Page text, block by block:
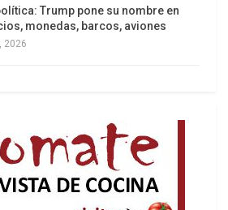
las diferentes expresiones de
y sistemas que interpretan
conectándolas con
(y otras redes) complementa
perfiles sicológicos y
que les permiten ofrecer al
o político los datos de
Trump pone su nombre en
monedas, barcos, aviones
2026